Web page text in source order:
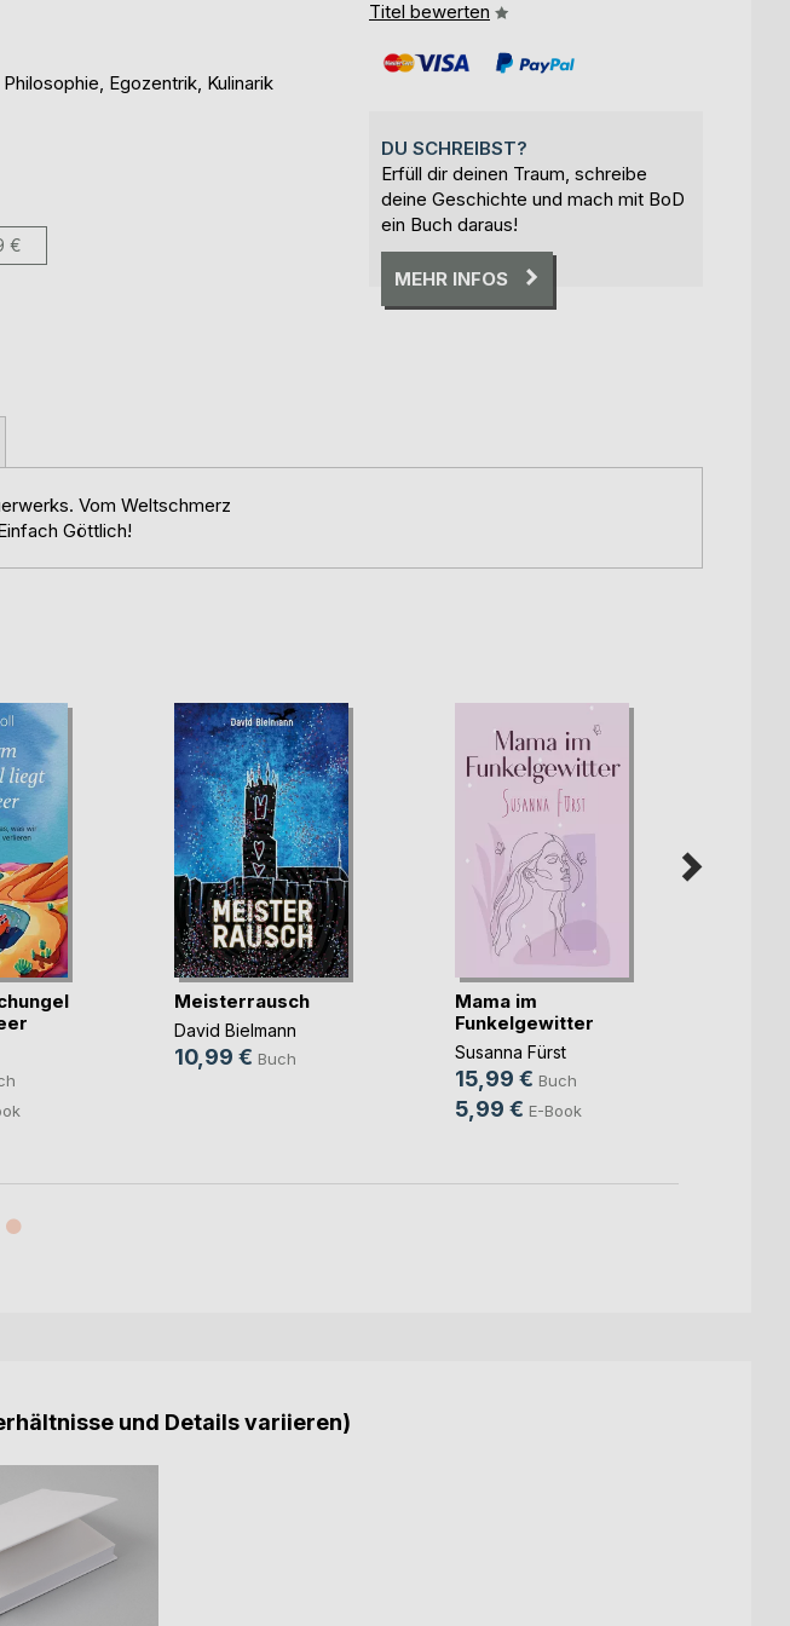
Egozentrik, Kulinarik
€
Titel bewerten
DU SCHREIBST?
Erfüll dir deinen Traum, schreibe
deine Geschichte und mach mit BoD
ein Buch daraus!
MEHR INFOS
Vom Weltschmerz
Göttlich!
Meisterrausch
David Bielmann
10,99 € Buch
Mama im
Funkelgewitter
Susanna Fürst
15,99 € Buch
5,99 € E-Book
und Details variieren)